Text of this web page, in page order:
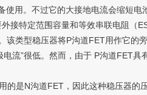
用。不过它的大接地电流会缩短
特定范围容量和等效串联电阻（
型稳压器将P沟道FET用作它的
流”很低。然而，由于 P沟道FET
N沟道FET，因此这种稳压器的